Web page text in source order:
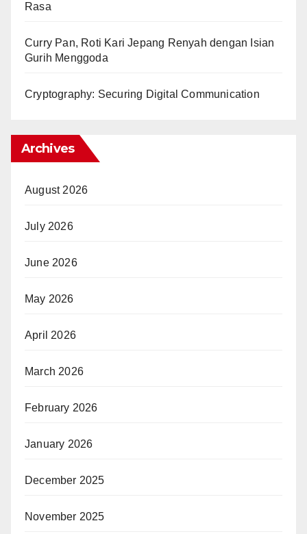
Rasa
Curry Pan, Roti Kari Jepang Renyah dengan Isian
Gurih Menggoda
Cryptography: Securing Digital Communication
Archives
August 2026
July 2026
June 2026
May 2026
April 2026
March 2026
February 2026
January 2026
December 2025
November 2025